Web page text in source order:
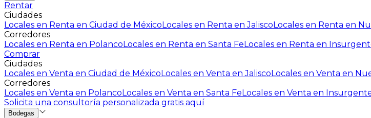
Rentar
Ciudades
Locales en Renta en Ciudad de MéxicoLocales en Renta en JaliscoLocales en Renta en
Corredores
Locales en Renta en PolancoLocales en Renta en Santa FeLocales en Renta en
Comprar
Ciudades
Locales en Venta en Ciudad de MéxicoLocales en Venta en JaliscoLocales en Venta en
Corredores
Locales en Venta en PolancoLocales en Venta en Santa FeLocales en Venta en
Solicita una consultoría personalizada gratis aquí
Bodegas